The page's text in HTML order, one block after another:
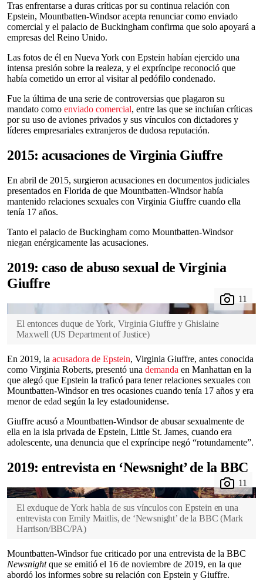
Tras enfrentarse a duras críticas por su continua relación con
Epstein, Mountbatten-Windsor acepta renunciar como enviado
comercial y el palacio de Buckingham confirma que solo apoyará a
empresas del Reino Unido.
Las fotos de él en Nueva York con Epstein habían ejercido una
intensa presión sobre la realeza, y el expríncipe reconoció que
había cometido un error al visitar al pedófilo condenado.
Fue la última de una serie de controversias que plagaron su
mandato como enviado comercial, entre las que se incluían críticas
por su uso de aviones privados y sus vínculos con dictadores y
líderes empresariales extranjeros de dudosa reputación.
2015: acusaciones de Virginia Giuffre
En abril de 2015, surgieron acusaciones en documentos judiciales
presentados en Florida de que Mountbatten-Windsor había
mantenido relaciones sexuales con Virginia Giuffre cuando ella
tenía 17 años.
Tanto el palacio de Buckingham como Mountbatten-Windsor
niegan enérgicamente las acusaciones.
2019: caso de abuso sexual de Virginia
Giuffre
El entonces duque de York, Virginia Giuffre y Ghislaine
Maxwell (US Department of Justice)
En 2019, la acusadora de Epstein, Virginia Giuffre, antes conocida
como Virginia Roberts, presentó una demanda en Manhattan en la
que alegó que Epstein la traficó para tener relaciones sexuales con
Mountbatten-Windsor en tres ocasiones cuando tenía 17 años y era
menor de edad según la ley estadounidense.
Giuffre acusó a Mountbatten-Windsor de abusar sexualmente de
ella en la isla privada de Epstein, Little St. James, cuando era
adolescente, una denuncia que el expríncipe negó “rotundamente”.
2019: entrevista en ‘Newsnight’ de la BBC
El exduque de York habla de sus vínculos con Epstein en una
entrevista con Emily Maitlis, de ‘Newsnight’ de la BBC (Mark
Harrison/BBC/PA)
Mountbatten-Windsor fue criticado por una entrevista de la BBC
Newsnightque se emitió el 16 de noviembre de 2019, en la que
abordó los informes sobre su relación con Epstein y Giuffre.